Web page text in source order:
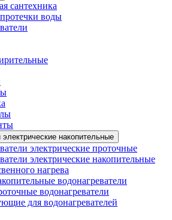
сантехника
воды
электрические накопительные
электрические проточные
электрические накопительные
нагрева
водонагреватели
водонагреватели
для водонагревателей